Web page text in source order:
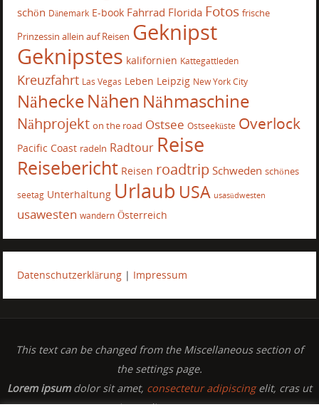
schön Dänemark E-book Fahrrad Florida Fotos frische
Prinzessin allein auf Reisen Geknipst
Geknipstes kalifornien Kattegattleden
Kreuzfahrt Las Vegas Leben Leipzig New York City
NäheckeNähen Nähmaschine
Nähprojekt on the road Ostsee Ostseeküste Overlock
Pacific Coast radeln Radtour Reise
Reisebericht Reisen roadtrip Schweden schönes
seetag Unterhaltung Urlaub USA usasüdwesten
usawesten wandern Österreich
Datenschutzerklärung | Impressum
This text can be changed from the Miscellaneous section of
the settings page.
Lorem ipsumdolor sit amet, consectetur adipiscingelit, cras ut